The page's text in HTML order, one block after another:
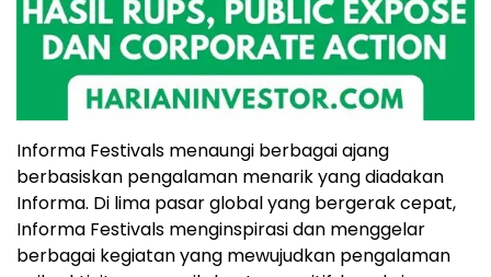
Informa Festivals menaungi berbagai ajang
berbasiskan pengalaman menarik yang diadakan
Informa. Di lima pasar global yang bergerak cepat,
Informa Festivals menginspirasi dan menggelar
berbagai kegiatan yang mewujudkan pengalaman